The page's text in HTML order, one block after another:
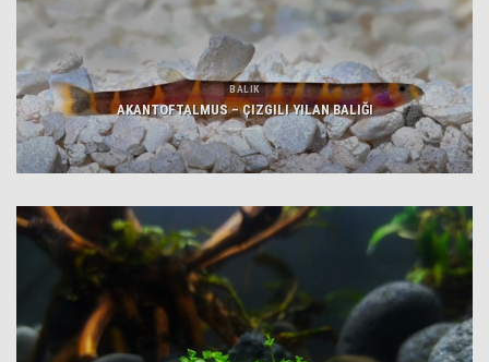
BALIK
AKANTOFTALMUS – ÇIZGILI YILAN BALIĞI